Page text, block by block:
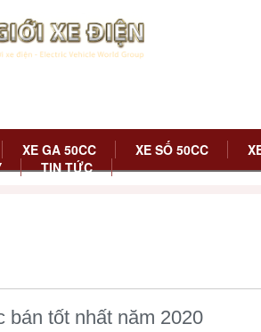
XE GA 50CC XE SỐ 50CC
TIN TỨC
bán tốt nhất năm 2020